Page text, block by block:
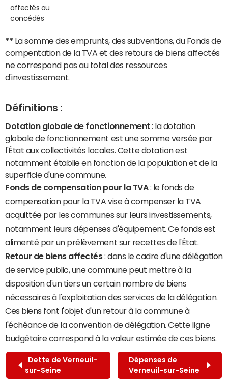
affectés ou
concédés
** La somme des emprunts, des subventions, du Fonds de
compentation de la TVA et des retours de biens affectés
ne correspond pas au total des ressources
d'investissement.
Définitions :
Dotation globale de fonctionnement : la dotation
globale de fonctionnement est une somme versée par
l'État aux collectivités locales. Cette dotation est
notamment établie en fonction de la population et de la
superficie d'une commune.
Fonds de compensation pour la TVA: le fonds de
compensation pour la TVA vise à compenser la TVA
acquittée par les communes sur leurs investissements,
notamment leurs dépenses d'équipement. Ce fonds est
alimenté par un prélèvement sur recettes de l'État.
Retour de biens affectés: dans le cadre d'une délégation
de service public, une commune peut mettre à la
disposition d'un tiers un certain nombre de biens
nécessaires à l'exploitation des services de la délégation.
Ces biens font l'objet d'un retour à la commune à
l'échéance de la convention de délégation. Cette ligne
budgétaire correspond à la valeur estimée de ces biens.
Dette de Verneuil-
sur-Seine
Dépenses de
Verneuil-sur-Seine